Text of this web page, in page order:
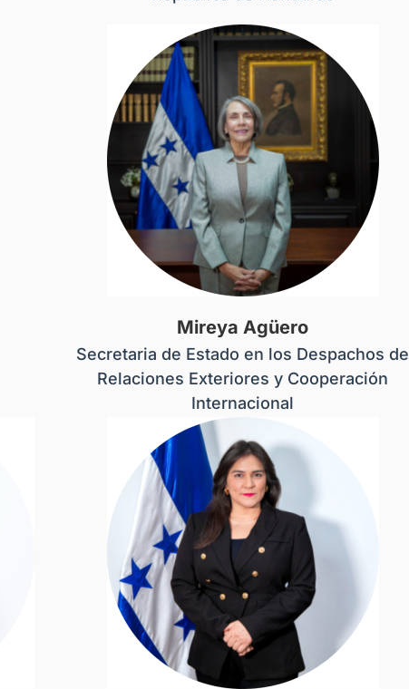
Mireya Agüero
Secretaria de Estado en los Despachos de
Relaciones Exteriores y Cooperación
Internacional